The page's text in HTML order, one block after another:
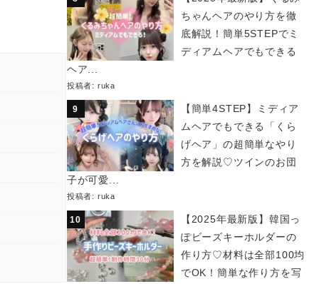
ちゃんヘアのやり方を徹
底解説！簡単5STEPでミ
ディアムヘアでもできる
ヘア...
投稿者: ruka
【簡単4STEP】ミディア
ムヘアでもできる「くら
げヘア」の超簡単なやり
方を解説♡ツインのお団
子が可愛...
投稿者: ruka
【2025年最新版】韓国っ
ぽビーズキーホルダーの
作り方♡材料は全部100均
でOK！簡単な作り方を写